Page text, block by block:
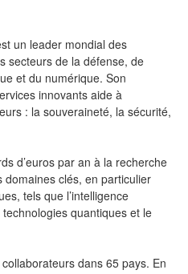
un leader mondial des
secteurs de la défense, de
et du numérique. Son
innovants aide à
: la souveraineté, la sécurité,
d’euros par an à la recherche
clés, en particulier
tels que l’intelligence
quantiques et le
dans 65 pays. En